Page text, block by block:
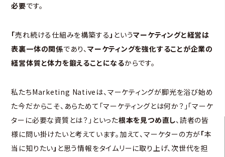
必要です。
「売れ続ける仕組みを構築する」 というマーケティングと経営は
表裏一体の関係であり、マーケティングを強化することが企業の
経営体質と体力を鍛えることになるからです。
私たちMarketing Nativeは、マーケティングが脚光を浴び始め
た今だからこそ、あらためて「マーケティングとは何か？」「マーケ
ターに必要な資質とは？」といった根本を見つめ直し、読者の皆
様に問い掛けたいと考えています。加えて、マーケターの方が「本
当に知りたい」 と思う情報をタイムリーに取り上げ、次世代を担